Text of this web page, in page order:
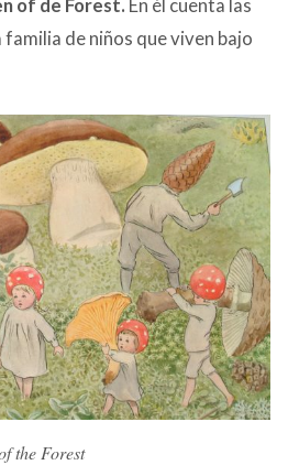
of de Forest. En él cuenta las
de niños que viven bajo
the Forest